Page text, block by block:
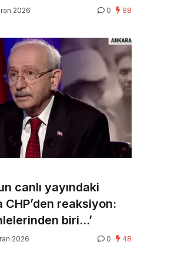
2026 0 88
canlı yayındaki
CHP’den reaksiyon:
biri…’
2026 0 48